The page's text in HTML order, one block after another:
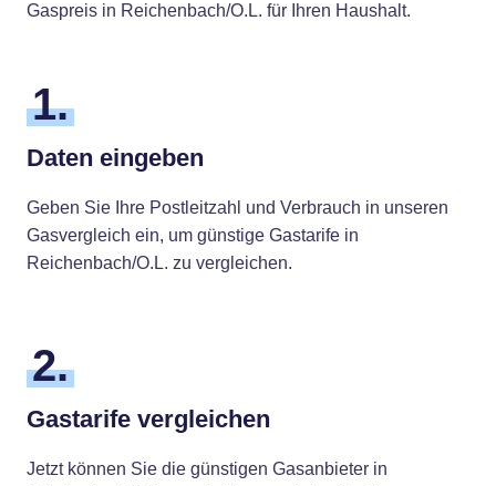
Gaspreis in Reichenbach/O.L. für Ihren Haushalt.
1.
Daten eingeben
Geben Sie Ihre Postleitzahl und Verbrauch in unseren
Gasvergleich ein, um günstige Gastarife in
Reichenbach/O.L. zu vergleichen.
2.
Gastarife vergleichen
Jetzt können Sie die günstigen Gasanbieter in